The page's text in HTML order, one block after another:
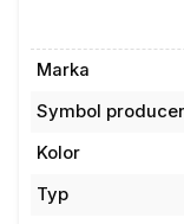
Marka
Symbol
Kolor
Typ